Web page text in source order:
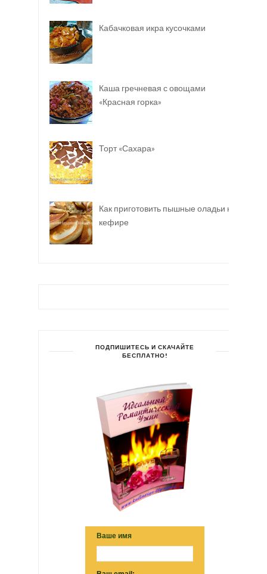
Кабачковая икра кусочками
Каша гречневая с овощами
«Красная горка»
Торт «Сахара»
Как приготовить пышные оладьи на
кефире
ПОДПИШИТЕСЬ И СКАЧАЙТЕ
БЕСПЛАТНО!
Ваше имя